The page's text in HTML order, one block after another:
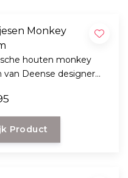
Monkey
houten monkey
van Deense designer
design klassieker
en oud.
Product